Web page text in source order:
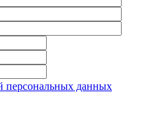
персональных данных